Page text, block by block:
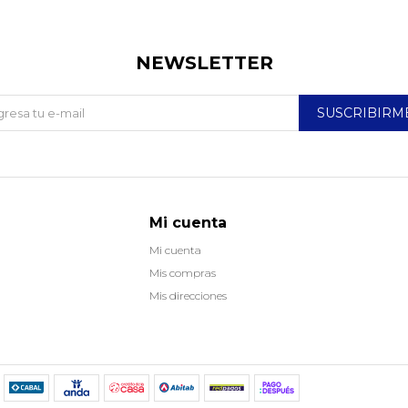
Mi cuenta
Mi cuenta
Mis compras
Mis direcciones
NEWSLETTER